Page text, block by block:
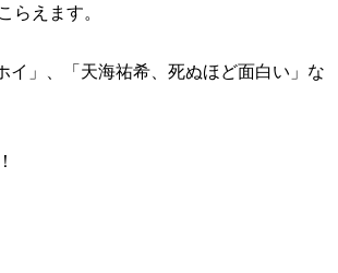
らえます。
イ」、「天海祐希、死ぬほど面白い」な